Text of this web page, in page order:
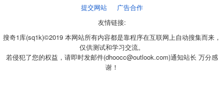
提交网站
广告合作
友情链接:
搜奇1库(sq1k)©2019 本网站所有内容都是靠程序在互联网上自动搜集而来，
仅供测试和学习交流。
若侵犯了您的权益，请即时发邮件(dhoocc@outlook.com)通知站长 万分感
谢！